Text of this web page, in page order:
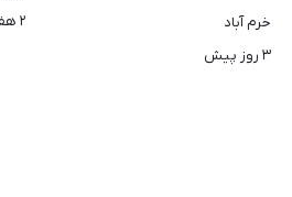
خرم آباد
۳ روز پیش
۲ هفته پیش